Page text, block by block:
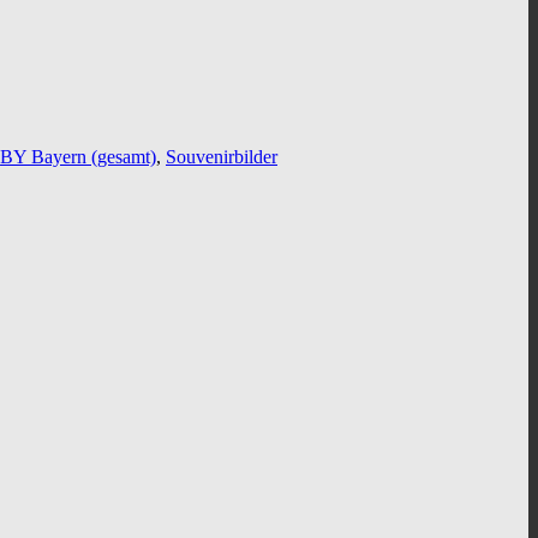
BY Bayern (gesamt), Souvenirbilder